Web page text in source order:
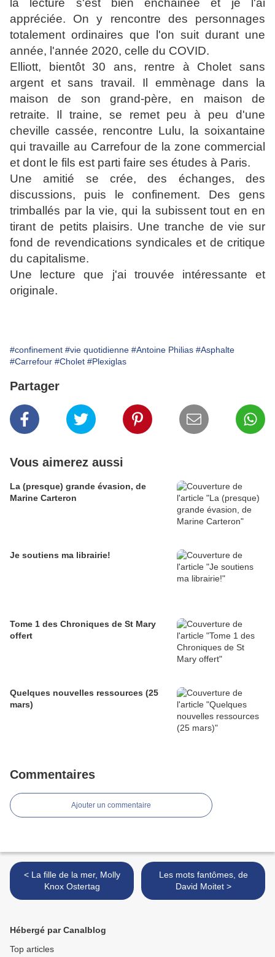
la lecture s'est bien enchainée et je l'ai
appréciée. On y rencontre des personnages
totalement ordinaires que l'on suit durant une
année, l'année 2020, celle du COVID.
Elliott, bientôt 30 ans, rentre à Cholet sans
argent et sans travail. Il emmènage dans la
maison de son grand-père, en maison de
retraite. Il traine, se remet peu à peu d'une
cheville cassée, rencontre Lulu, la soixantaine
qui travaille au Carrefour de la zone commercial
et dont le fils est parti faire ses études à Paris.
Une amitié se crée, des échanges, des
discussions, puis le confinement. Des gens
trimballés par la vie, qui la subissent tout en en
tirant de petits plaisirs. Une tranche de vie sur
fond de revendications syndicales et de critique
du capitalisme.
Une lecture que j'ai trouvée intéressante et
originale.
#confinement #vie quotidienne #Antoine Philias #Asphalte
#Carrefour #Cholet #Plexiglas
Partager
Vous aimerez aussi
La (presque) grande évasion, de
Marine Carteron
Je soutiens ma librairie!
Tome 1 des Chroniques de St Mary
offert
Quelques nouvelles ressources (25
mars)
Commentaires
Ajouter un commentaire
< La fille de la mer, Molly
Knox Ostertag
Les mots fantômes, de
David Moitet >
Hébergé par Canalblog
Top articles